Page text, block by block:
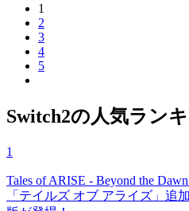
1
2
3
4
5
Switch2の人気ラン
1
Tales of ARISE - Beyond the
「テイルズ オブ アライズ」追